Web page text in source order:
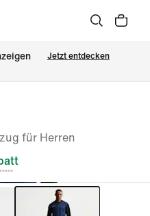
Jetzt entdecken
für Herren